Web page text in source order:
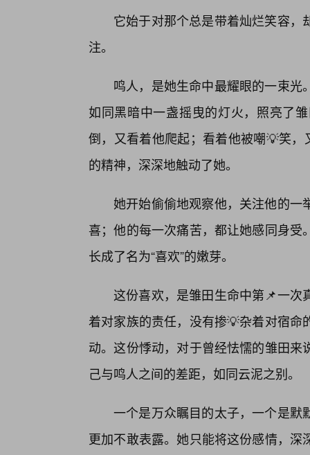
它始于对那个总是带着灿烂笑容
注。
鸣人，是她生命中最耀眼的一束
如同黑暗中一盏摇曳的灯火，照亮了
倒，又看着他爬起；看着他被嘲💡笑
的精神，深深地触动了她。
她开始偷偷地观察他，关注他的
喜；他的每一次痛苦，都让她感同身
长成了名为“喜欢”的嫩芽。
这份喜欢，是雏田生命中第📌一
着对家族的责任，没有掺💡杂着对宿
动。这份悸动，对于曾经怯懦的雏田
己与鸣人之间的差距，如同云泥之别。
一个是万众瞩目的太子，一个是默
更加不敢表露。她只能将这份感情，